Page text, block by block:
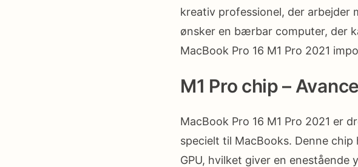
kreativ professionel, der arbejder
ønsker en bærbar computer, der
MacBook Pro 16 M1 Pro 2021
M1 Pro chip –
MacBook Pro 16 M1 Pro 2021 er
specielt til MacBooks. Denne
GPU, hvilket giver en enestående